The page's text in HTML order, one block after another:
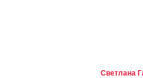
Светлана